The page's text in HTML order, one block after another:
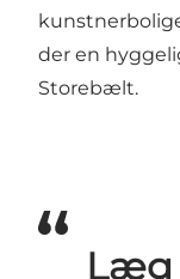
der en
Storebælt.
Læg